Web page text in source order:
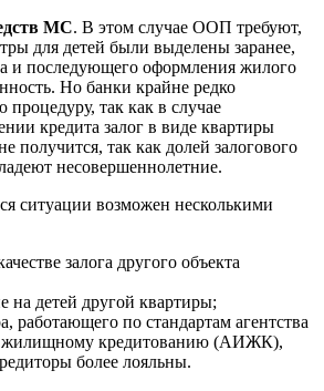
МС. В этом случае ООП требуют,
для детей были выделены заранее,
и последующего оформления жилого
Но банки крайне редко
процедуру, так как в случае
кредита залог в виде квартиры
получится, так как долей залогового
несовершеннолетние.
ситуации возможен несколькими
залога другого объекта
на детей другой квартиры;
работающего по стандартам агентства
жилищному кредитованию (АИЖК),
более лояльны.